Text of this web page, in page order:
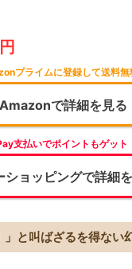
プライムに登録して送料無
Amazonで詳細を見る
支払いでポイントもゲット
ショッピングで詳細
」と叫ばざるを得ない